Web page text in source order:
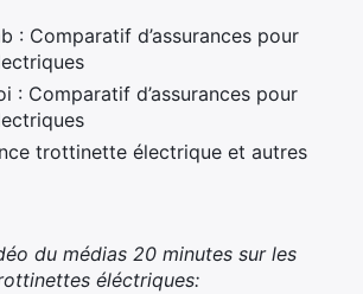
: Comparatif d’assurances pour
: Comparatif d’assurances pour
trottinette électrique et autres
du médias 20 minutes sur les
éléctriques: